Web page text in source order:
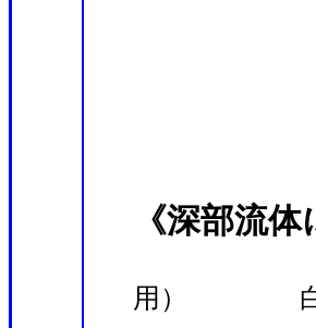
《深部流
用） 白